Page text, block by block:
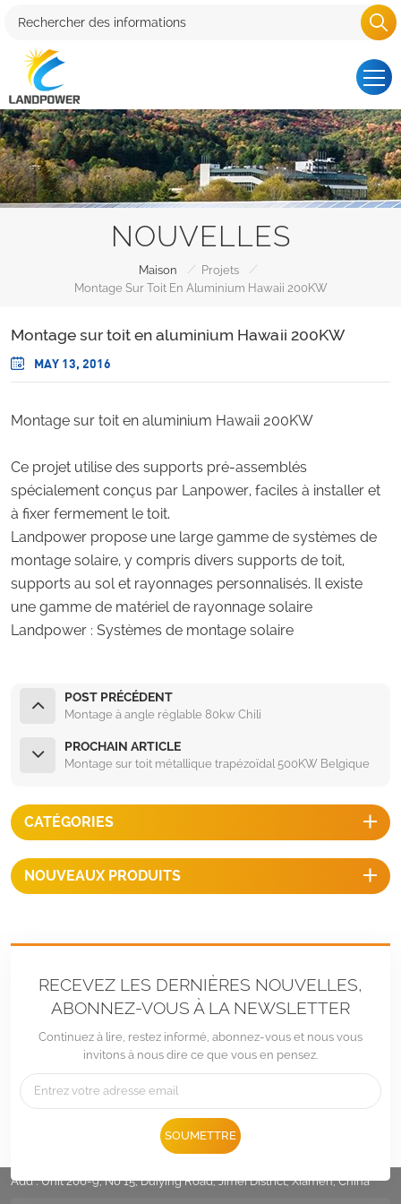
NOUVELLES
Maison / Projets
/
Montage Sur Toit En Aluminium Hawaii 200KW
Montage sur toit en aluminium Hawaii 200KW
MAY 13, 2016
Montage sur toit en aluminium Hawaii 200KW
Ce projet utilise des supports pré-assemblés
spécialement conçus par Lanpower, faciles à installer et
à fixer fermement le toit.
Landpower propose une large gamme de systèmes de
montage solaire, y compris divers supports de toit,
supports au sol et rayonnages personnalisés. Il existe
une gamme de matériel de rayonnage solaire
Landpower : Systèmes de montage solaire
POST PRÉCÉDENT
Montage à angle réglable 80kw Chili
PROCHAIN ARTICLE
Montage sur toit métallique trapézoïdal 500KW Belgique
CATÉGORIES
NOUVEAUX PRODUITS
RECEVEZ LES DERNIÈRES NOUVELLES,
ABONNEZ-VOUS À LA NEWSLETTER
Continuez à lire, restez informé, abonnez-vous et nous vous
invitons à nous dire ce que vous en pensez.
SOUMETTRE
Sales@LandpowerSolar.com
Add : Unit 206-9, No 15, Duiying Road, Jimei District, Xiamen, China